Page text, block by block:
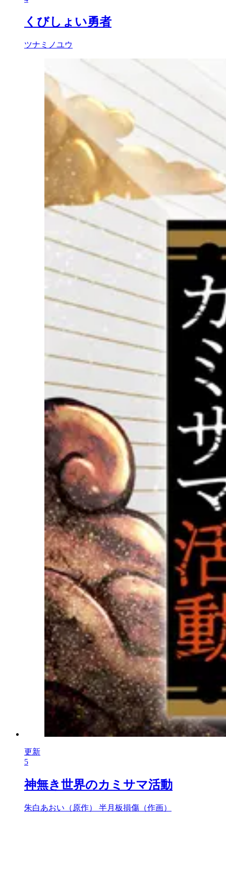
くびしょい勇者
ツナミノユウ
更新
5
神無き世界のカミサマ活動
朱白あおい（原作） 半月板損傷（作画）